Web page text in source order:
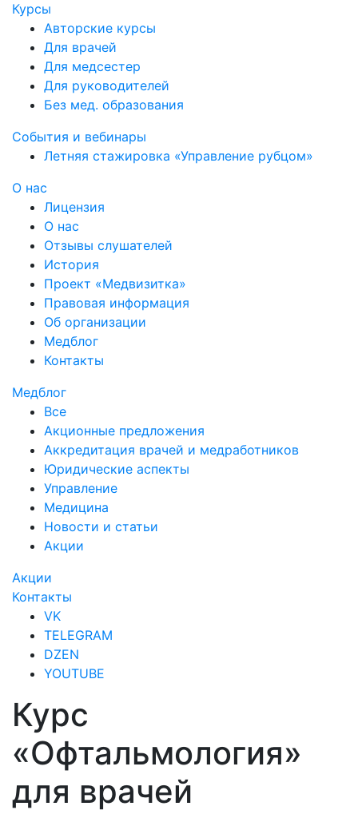
Курсы
Авторские курсы
Для врачей
Для медсестер
Для руководителей
Без мед. образования
События и вебинары
Летняя стажировка «Управление рубцом»
О нас
Лицензия
О нас
Отзывы слушателей
История
Проект «Медвизитка»
Правовая информация
Об организации
Медблог
Контакты
Медблог
Все
Акционные предложения
Аккредитация врачей и медработников
Юридические аспекты
Управление
Медицина
Новости и статьи
Акции
Акции
Контакты
VK
TELEGRAM
DZEN
YOUTUBE
Курс
«Офтальмология»
для врачей